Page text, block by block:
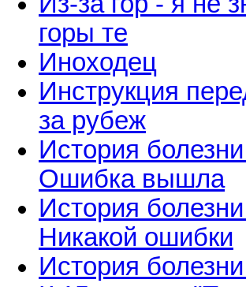
горы те
Иноходец
Инструкция
за рубеж
История
Ошибка вышла
История
Никакой ошибки
История